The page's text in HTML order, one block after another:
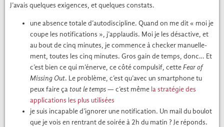
J’avais quelques exi­gences, et quelques con­stats.
une absence totale d’autodiscipline. Quand on me dit « moi je
coupe les noti­fi­ca­tions », j’applaudis. Moi je les dés­ac­tive, et
au bout de cinq min­utes, je com­mence à check­er manuelle­
ment, toutes les cinq min­utes. Gros gain de temps, donc… Et
c’est bien ce qui m’énerve, ce côté com­pul­sif, cetteFear of
Miss­ing Out. Le prob­lème, c’est qu’avec un smart­phone tu
peux faire çatout le temps— c’est même la stratégie des
appli­ca­tions les plus util­isées
je suis inca­pable d’ignorer une noti­fi­ca­tion. Un mail du boulot
que je vois en ren­trant de soirée à 2h du matin ? Je réponds.